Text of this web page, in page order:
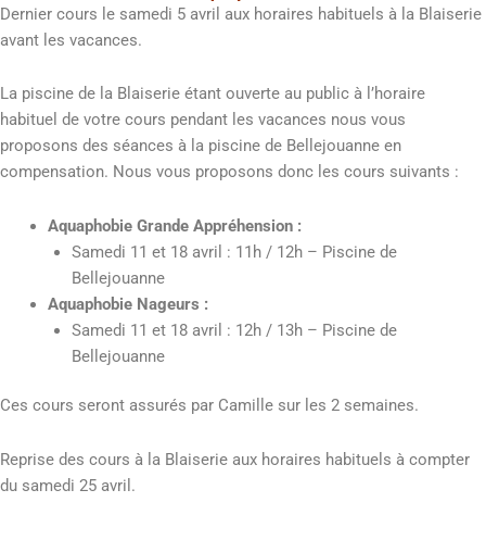
Dernier cours le samedi 5 avril aux horaires habituels à la Blaiserie
avant les vacances.
La piscine de la Blaiserie étant ouverte au public à l’horaire
habituel de votre cours pendant les vacances nous vous
proposons des séances à la piscine de Bellejouanne en
compensation. Nous vous proposons donc les cours suivants :
Aquaphobie Grande Appréhension :
Samedi 11 et 18 avril : 11h / 12h – Piscine de
Bellejouanne
Aquaphobie Nageurs :
Samedi 11 et 18 avril : 12h / 13h – Piscine de
Bellejouanne
Ces cours seront assurés par Camille sur les 2 semaines.
Reprise des cours à la Blaiserie aux horaires habituels à compter
du samedi 25 avril.